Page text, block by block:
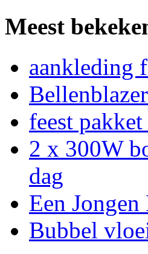
Meest
aankleding
feest
2 x 300W
dag
Een
Bubbel